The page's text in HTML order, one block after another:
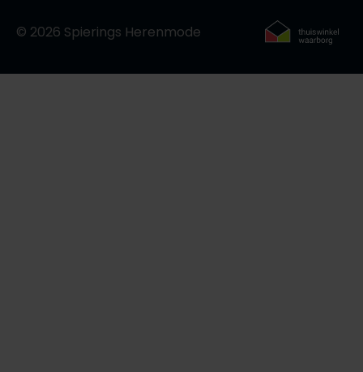
© 2026 Spierings Herenmode